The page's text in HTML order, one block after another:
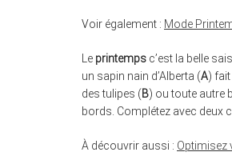
Voir également : Mode
Le printemps c’est la belle
un sapin nain d’Alberta (A)
des tulipes (B) ou toute autre
bords. Complétez avec deux
À découvrir aussi : Optimisez